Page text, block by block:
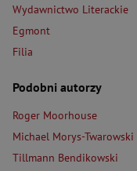
Wydawnictwo Literackie
Egmont
Filia
Podobni autorzy
Roger Moorhouse
Michael Morys-Twarowski
Tillmann Bendikowski